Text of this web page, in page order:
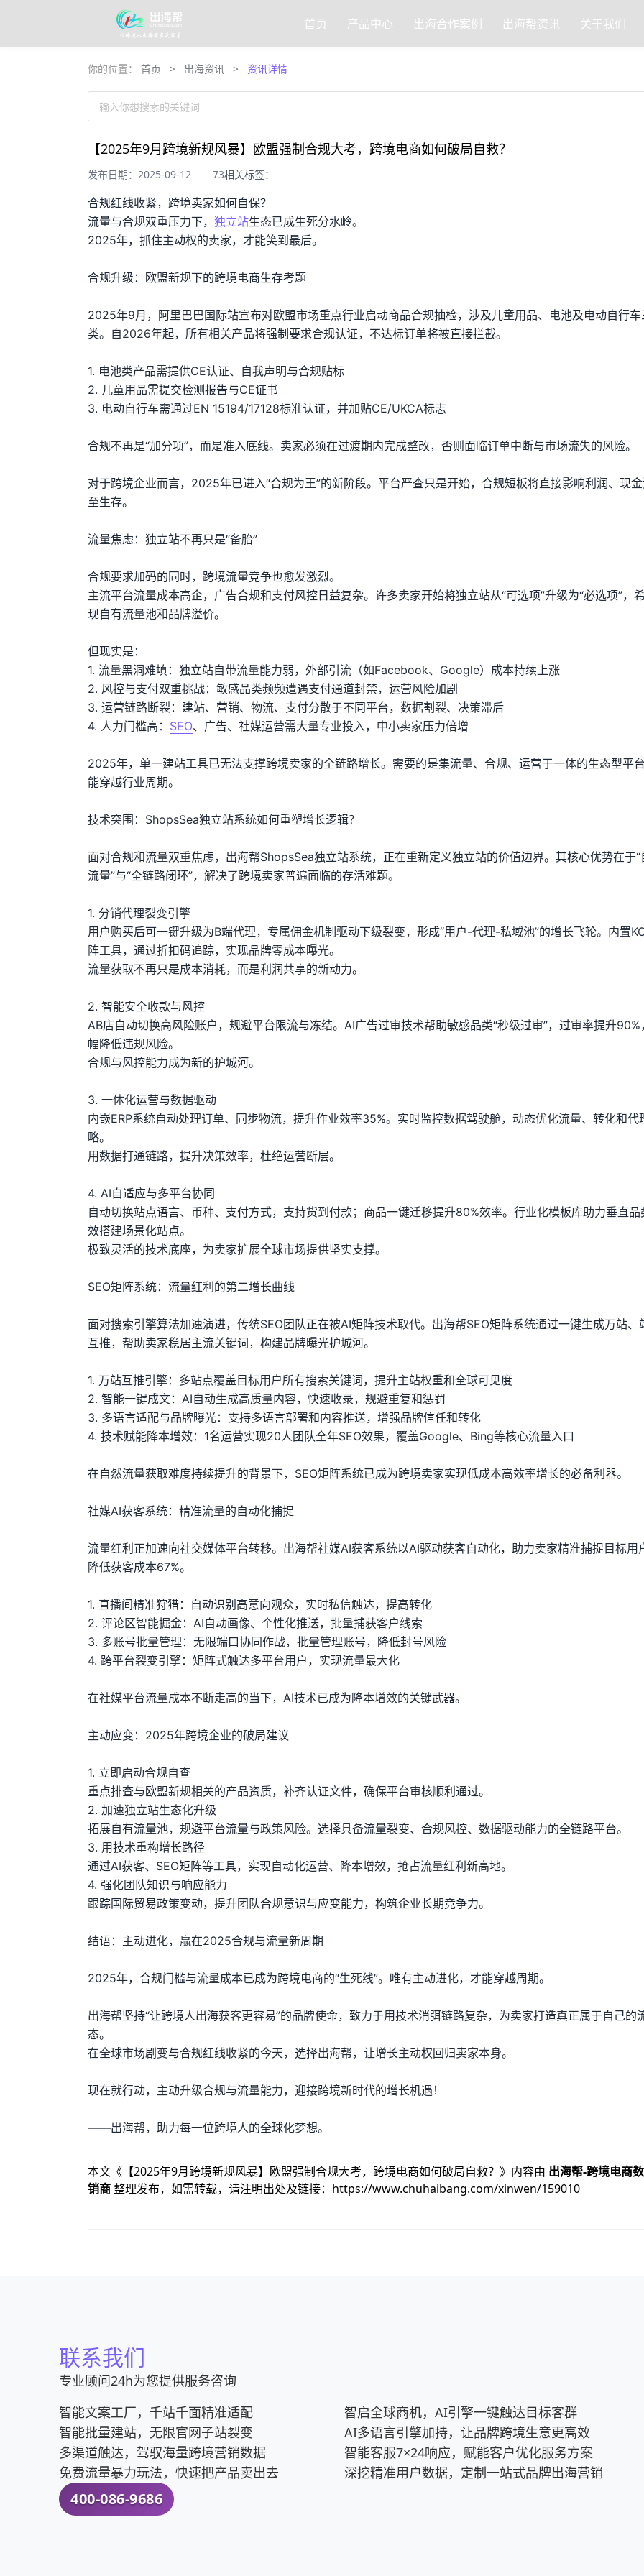
首页 产品中心 出海合作案例 出海帮资讯 关于我们
你的位置： 首页 > 出海资讯 > 资讯详情
输入你想搜索的关键词
【2025年9月跨境新规风暴】欧盟强制合规大考，跨境电商如何破局自救？
发布日期：2025-09-12 73相关标签：
合规红线收紧，跨境卖家如何自保？
流量与合规双重压力下， 独立站生态已成生死分水岭。
2025年，抓住主动权的卖家，才能笑到最后。
合规升级：欧盟新规下的跨境电商生存考题
2025年9月，阿里巴巴国际站宣布对欧盟市场重点行业启动商品合规抽检，涉及儿童用品、电池及电动自行车
类。自2026年起，所有相关产品将强制要求合规认证，不达标订单将被直接拦截。
1. 电池类产品需提供CE认证、自我声明与合规贴标
2. 儿童用品需提交检测报告与CE证书
3. 电动自行车需通过EN 15194/17128标准认证，并加贴CE/UKCA标志
合规不再是“加分项”，而是准入底线。卖家必须在过渡期内完成整改，否则面临订单中断与市场流失的风险。
对于跨境企业而言，2025年已进入“合规为王”的新阶段。平台严查只是开始，合规短板将直接影响利润、现
至生存。
流量焦虑：独立站不再只是“备胎”
合规要求加码的同时，跨境流量竞争也愈发激烈。
主流平台流量成本高企，广告合规和支付风控日益复杂。许多卖家开始将独立站从“可选项”升级为“必选项”，
现自有流量池和品牌溢价。
但现实是：
1. 流量黑洞难填：独立站自带流量能力弱，外部引流（如Facebook、Google）成本持续上涨
2. 风控与支付双重挑战：敏感品类频频遭遇支付通道封禁，运营风险加剧
3. 运营链路断裂：建站、营销、物流、支付分散于不同平台，数据割裂、决策滞后
4. 人力门槛高： SEO、广告、社媒运营需大量专业投入，中小卖家压力倍增
2025年，单一建站工具已无法支撑跨境卖家的全链路增长。需要的是集流量、合规、运营于一体的生态型平
能穿越行业周期。
技术突围：ShopsSea独立站系统如何重塑增长逻辑？
面对合规和流量双重焦虑，出海帮ShopsSea独立站系统，正在重新定义独立站的价值边界。其核心优势在于“
流量”与“全链路闭环”，解决了跨境卖家普遍面临的存活难题。
1. 分销代理裂变引擎
用户购买后可一键升级为B端代理，专属佣金机制驱动下级裂变，形成“用户-代理-私域池”的增长飞轮。内置
阵工具，通过折扣码追踪，实现品牌零成本曝光。
流量获取不再只是成本消耗，而是利润共享的新动力。
2. 智能安全收款与风控
AB店自动切换高风险账户，规避平台限流与冻结。AI广告过审技术帮助敏感品类“秒级过审”，过审率提升90%
幅降低违规风险。
合规与风控能力成为新的护城河。
3. 一体化运营与数据驱动
内嵌ERP系统自动处理订单、同步物流，提升作业效率35%。实时监控数据驾驶舱，动态优化流量、转化和代
略。
用数据打通链路，提升决策效率，杜绝运营断层。
4. AI自适应与多平台协同
自动切换站点语言、币种、支付方式，支持货到付款；商品一键迁移提升80%效率。行业化模板库助力垂直品
效搭建场景化站点。
极致灵活的技术底座，为卖家扩展全球市场提供坚实支撑。
SEO矩阵系统：流量红利的第二增长曲线
面对搜索引擎算法加速演进，传统SEO团队正在被AI矩阵技术取代。出海帮SEO矩阵系统通过一键生成万站、
互推，帮助卖家稳居主流关键词，构建品牌曝光护城河。
1. 万站互推引擎：多站点覆盖目标用户所有搜索关键词，提升主站权重和全球可见度
2. 智能一键成文：AI自动生成高质量内容，快速收录，规避重复和惩罚
3. 多语言适配与品牌曝光：支持多语言部署和内容推送，增强品牌信任和转化
4. 技术赋能降本增效：1名运营实现20人团队全年SEO效果，覆盖Google、Bing等核心流量入口
在自然流量获取难度持续提升的背景下，SEO矩阵系统已成为跨境卖家实现低成本高效率增长的必备利器。
社媒AI获客系统：精准流量的自动化捕捉
流量红利正加速向社交媒体平台转移。出海帮社媒AI获客系统以AI驱动获客自动化，助力卖家精准捕捉目标用
降低获客成本67%。
1. 直播间精准狩猎：自动识别高意向观众，实时私信触达，提高转化
2. 评论区智能掘金：AI自动画像、个性化推送，批量捕获客户线索
3. 多账号批量管理：无限端口协同作战，批量管理账号，降低封号风险
4. 跨平台裂变引擎：矩阵式触达多平台用户，实现流量最大化
在社媒平台流量成本不断走高的当下，AI技术已成为降本增效的关键武器。
主动应变：2025年跨境企业的破局建议
1. 立即启动合规自查
重点排查与欧盟新规相关的产品资质，补齐认证文件，确保平台审核顺利通过。
2. 加速独立站生态化升级
拓展自有流量池，规避平台流量与政策风险。选择具备流量裂变、合规风控、数据驱动能力的全链路平台。
3. 用技术重构增长路径
通过AI获客、SEO矩阵等工具，实现自动化运营、降本增效，抢占流量红利新高地。
4. 强化团队知识与响应能力
跟踪国际贸易政策变动，提升团队合规意识与应变能力，构筑企业长期竞争力。
结语：主动进化，赢在2025合规与流量新周期
2025年，合规门槛与流量成本已成为跨境电商的“生死线”。唯有主动进化，才能穿越周期。
出海帮坚持“让跨境人出海获客更容易”的品牌使命，致力于用技术消弭链路复杂，为卖家打造真正属于自己的
态。
在全球市场剧变与合规红线收紧的今天，选择出海帮，让增长主动权回归卖家本身。
现在就行动，主动升级合规与流量能力，迎接跨境新时代的增长机遇！
——出海帮，助力每一位跨境人的全球化梦想。
本文《 【2025年9月跨境新规风暴】欧盟强制合规大考，跨境电商如何破局自救？ 》内容由 出海帮-跨境电商
销商整理发布，如需转载，请注明出处及链接： https://www.chuhaibang.com/xinwen/159010
联系我们
专业顾问24h为您提供服务咨询
智能文案工厂，千站千面精准适配
智能批量建站，无限官网子站裂变
多渠道触达，驾驭海量跨境营销数据
免费流量暴力玩法，快速把产品卖出去
400-086-9686
智启全球商机，AI引擎一键触达目标客群
AI多语言引擎加持，让品牌跨境生意更高效
智能客服7×24响应，赋能客户优化服务方案
深挖精准用户数据，定制一站式品牌出海营销